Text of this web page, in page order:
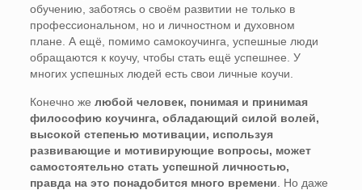
обучению, заботясь о своём развитии не только в
профессиональном, но и личностном и духовном
плане. А ещё, помимо самокоучинга, успешные люди
обращаются к коучу, чтобы стать ещё успешнее. У
многих успешных людей есть свои личные коучи.
Конечно же любой человек, понимая и принимая
философию коучинга, обладающий силой волей,
высокой степенью мотивации, используя
развивающие и мотивирующие вопросы, может
самостоятельно стать успешной личностью,
правда на это понадобится много времени . Но даже